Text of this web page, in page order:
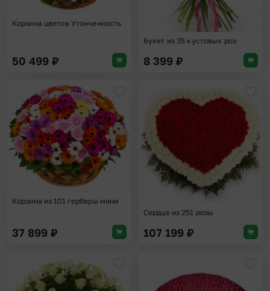
Корзина цветов Утонченность
50 499 ₽
Букет из 35 кустовых роз
8 399 ₽
Добавить в избранное
Корзина из 101 герберы мини
37 899 ₽
Сердце из 251 розы
107 199 ₽
Добавить в избранное